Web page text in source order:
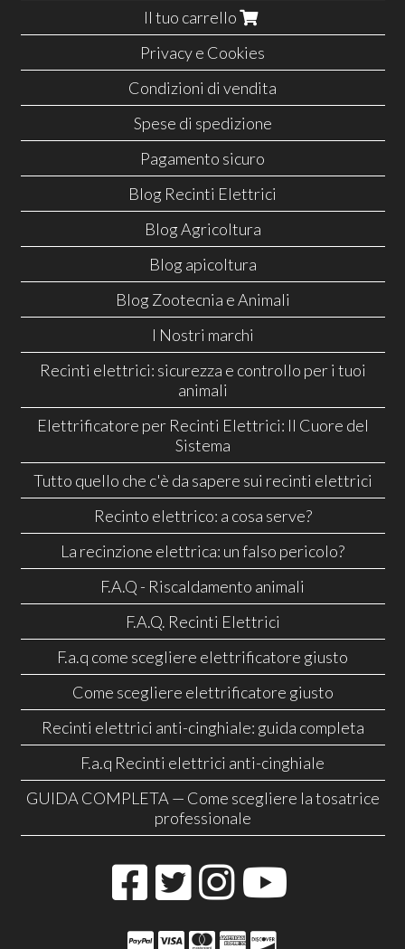
Il tuo carrello
Privacy e Cookies
Condizioni di vendita
Spese di spedizione
Pagamento sicuro
Blog Recinti Elettrici
Blog Agricoltura
Blog apicoltura
Blog Zootecnia e Animali
I Nostri marchi
Recinti elettrici: sicurezza e controllo per i tuoi
animali
Elettrificatore per Recinti Elettrici: Il Cuore del
Sistema
Tutto quello che c'è da sapere sui recinti elettrici
Recinto elettrico: a cosa serve?
La recinzione elettrica: un falso pericolo?
F.A.Q - Riscaldamento animali
F.A.Q. Recinti Elettrici
F.a.q come scegliere elettrificatore giusto
Come scegliere elettrificatore giusto
Recinti elettrici anti-cinghiale: guida completa
F.a.q Recinti elettrici anti-cinghiale
GUIDA COMPLETA — Come scegliere la tosatrice
professionale